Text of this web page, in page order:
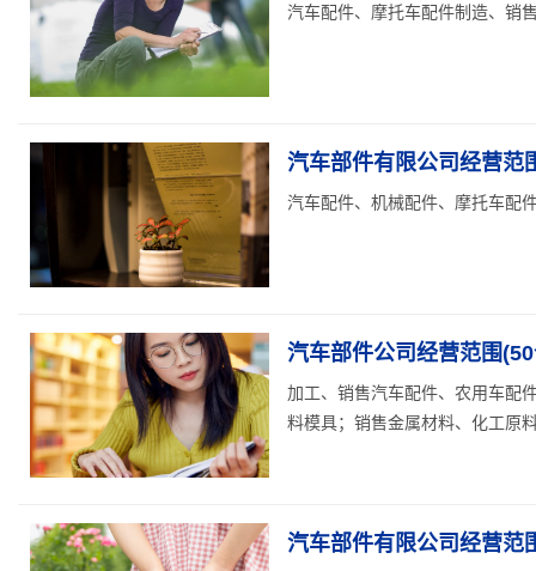
汽车配件、摩托车配件制造、销
汽车部件有限公司经营范
汽车配件、机械配件、摩托车配
汽车部件公司经营范围
加工、销售汽车配件、农用车配
料模具；销售金属材料、化工原
汽车部件有限公司经营范